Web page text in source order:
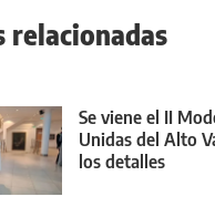
relacionadas
Se viene el II
Unidas del Alto
los detalles